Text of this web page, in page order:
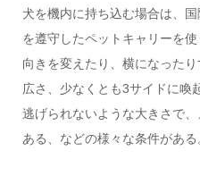
犬を機内に持ち込む場合は、
を遵守したペットキャリーを
向きを変えたり、横になった
広さ、少なくとも3サイドに喚
逃げられないような大きさで
ある、などの様々な条件がある